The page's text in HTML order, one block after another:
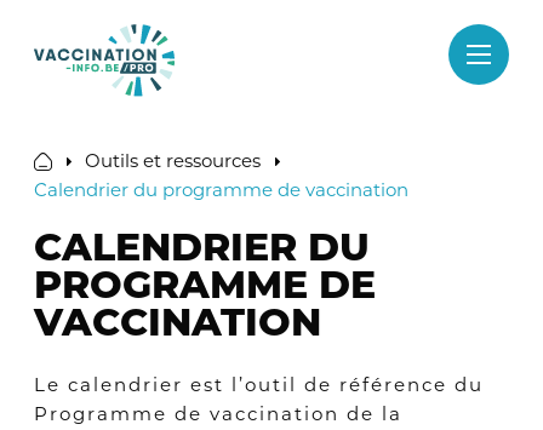
contenu
Outils et ressources
Calendrier du programme de vaccination
CALENDRIER DU
PROGRAMME DE
VACCINATION
Le calendrier est l’outil de référence du
Programme de vaccination de la